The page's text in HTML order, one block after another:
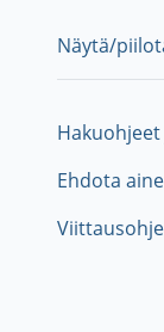
Näytä/
Ehdota
Viittausohje